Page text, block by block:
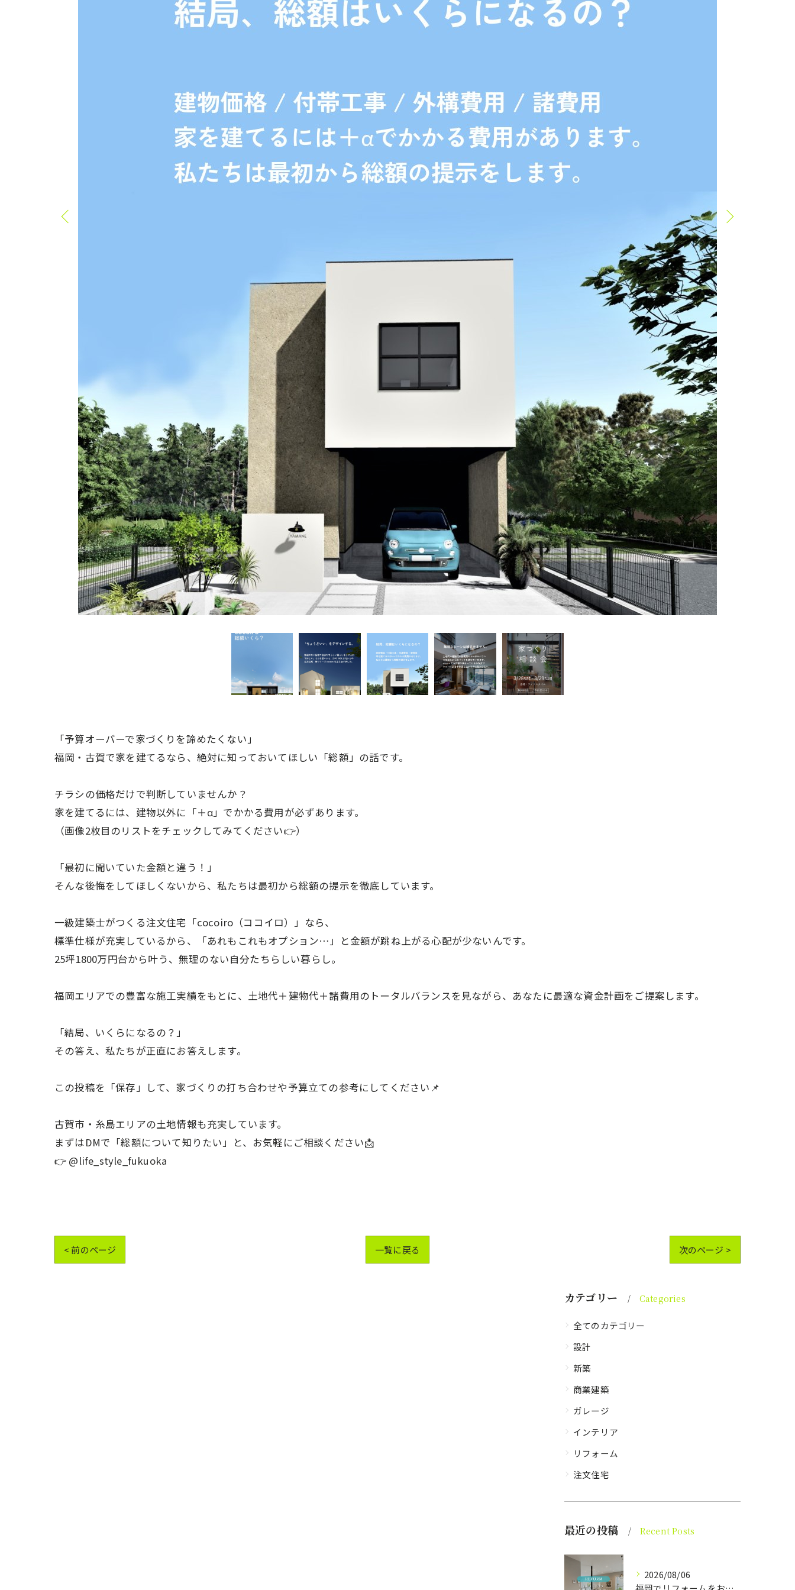
「予算オーバーで家づくりを諦めたくない」
福岡・古賀で家を建てるなら、絶対に知っておいてほしい「総額」の話です。
チラシの価格だけで判断していませんか？
家を建てるには、建物以外に「＋α」でかかる費用が必ずあります。
（画像2枚目のリストをチェックしてみてください👉）
「最初に聞いていた金額と違う！」
そんな後悔をしてほしくないから、私たちは最初から総額の提示を徹底しています。
一級建築士がつくる注文住宅「cocoiro（ココイロ）」なら、
標準仕様が充実しているから、「あれもこれもオプション…」と金額が跳ね上がる心配が少ないんです。
25坪1800万円台から叶う、無理のない自分たちらしい暮らし。
福岡エリアでの豊富な施工実績をもとに、土地代＋建物代＋諸費用のトータルバランスを見ながら、あなたに最適な資金計画をご提案します。
「結局、いくらになるの？」
その答え、私たちが正直にお答えします。
この投稿を「保存」して、家づくりの打ち合わせや予算立ての参考にしてください📌
古賀市・糸島エリアの土地情報も充実しています。
まずはDMで「総額について知りたい」と、お気軽にご相談ください📩
👉 @life_style_fukuoka
< 前のページ 一覧に戻る 次のページ >
カテゴリー Categories
全てのカテゴリー
設計
新築
商業建築
ガレージ
インテリア
リフォーム
注文住宅
最近の投稿 Recent Posts
2026/08/06